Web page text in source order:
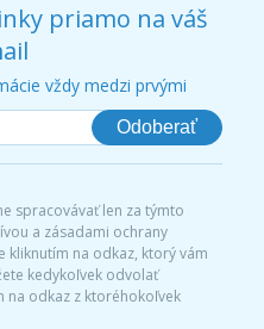
priamo na váš
vždy medzi prvými
Odoberať
spracovávať len za týmto
a zásadami ochrany
kliknutím na odkaz, ktorý vám
kedykoľvek odvolať
na odkaz z ktoréhokoľvek